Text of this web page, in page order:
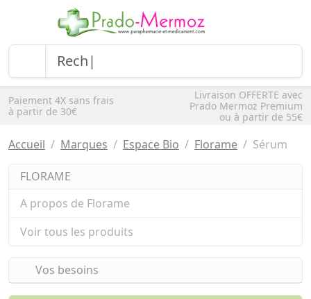
Paiement 4X sans frais
à partir de 30€
Livraison OFFERTE avec
Prado Mermoz Premium
ou à partir de 55€
Accueil Marques Espace Bio Florame Sérum
FLORAME
A propos de Florame
Voir tous les produits
Vos besoins